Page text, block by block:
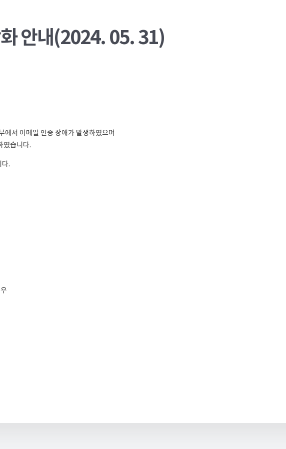
안내(2024. 05. 31)
서 이메일 인증 장애가 발생하였으며
였습니다.
.